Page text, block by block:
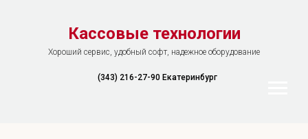
Кассовые технологии
Хороший сервис, удобный софт, надежное оборудование
(343) 216-27-90 Екатеринбург